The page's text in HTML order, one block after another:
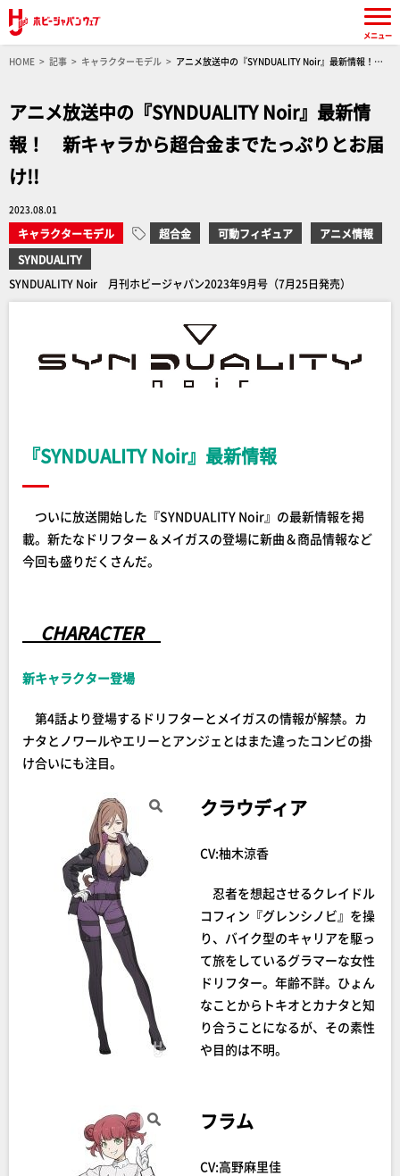
HOME 記事 キャラクターモデル
アニメ放送中の『SYNDUALITY Noir』最新情報！
アニメ放送中の『SYNDUALITY Noir』最新情
報！ 新キャラから超合金までたっぷりとお届
け!!
2023.08.01
キャラクターモデル 超合金 可動フィギュア
アニメ情報
SYNDUALITY
SYNDUALITY Noir 月刊ホビージャパン2023年9月号（7月25日発売）
『SYNDUALITY Noir』最新情報
ついに放送開始した『SYNDUALITY Noir』の最新情報を掲
載。新たなドリフター＆メイガスの登場に新曲＆商品情報など
今回も盛りだくさんだ。
CHARACTER
新キャラクター登場
第4話より登場するドリフターとメイガスの情報が解禁。カ
ナタとノワールやエリーとアンジェとはまた違ったコンビの掛
け合いにも注目。
クラウディア
CV:柚木涼香
忍者を想起させるクレイドル
コフィン『グレンシノビ』を操
り、バイク型のキャリアを駆っ
て旅をしているグラマーな女性
ドリフター。年齢不詳。ひょん
なことからトキオとカナタと知
り合うことになるが、その素性
や目的は不明。
フラム
CV:高野麻里佳
メニュー